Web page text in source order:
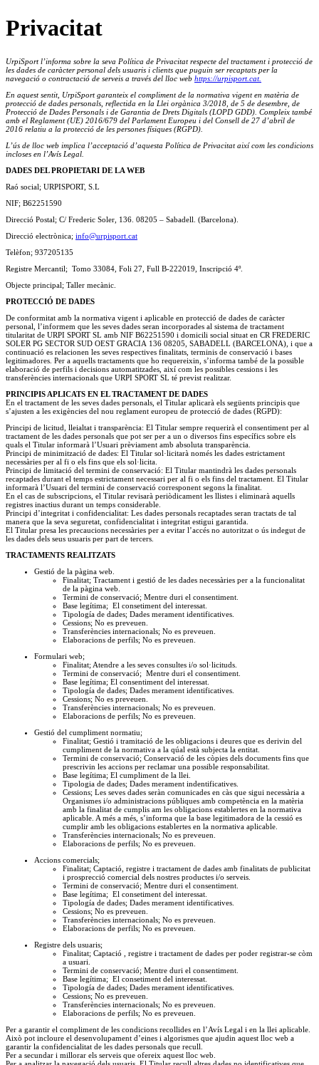
Privacitat
UrpiSport l’informa sobre la seva Política de Privacitat respecte del tractament i protecció de
les dades de caràcter personal dels usuaris i clients que puguin ser recaptats per la
navegació o contractació de serveis a través del lloc web https://urpisport.cat.
En aquest sentit, UrpiSport garanteix el compliment de la normativa vigent en matèria de
protecció de dades personals, reflectida en la Llei orgànica 3/2018, de 5 de desembre, de
Protecció de Dades Personals i de Garantia de Drets Digitals (LOPD GDD). Compleix també
amb el Reglament (UE) 2016/679 del Parlament Europeu i del Consell de 27 d’abril de
2016 relatiu a la protecció de les persones físiques (RGPD).
L’ús de lloc web implica l’acceptació d’aquesta Política de Privacitat així com les condicions
incloses en l’Avís Legal.
DADES DEL PROPIETARI DE LA WEB
Raó social; URPISPORT, S.L
NIF; B62251590
Direcció Postal; C/ Frederic Soler, 136. 08205 – Sabadell. (Barcelona).
Direcció electrònica; info@urpisport.cat
Telèfon; 937205135
Registre Mercantil; Tomo 33084, Foli 27, Full B-222019, Inscripció 4º.
Objecte principal; Taller mecànic.
PROTECCIÓ DE DADES
De conformitat amb la normativa vigent i aplicable en protecció de dades de caràcter
personal, l’informem que les seves dades seran incorporades al sistema de tractament
titularitat de URPI SPORT SL amb NIF B62251590 i domicili social situat en CR FREDERIC
SOLER PG SECTOR SUD OEST GRACIA 136 08205, SABADELL (BARCELONA), i que a
continuació es relacionen les seves respectives finalitats, terminis de conservació i bases
legitimadores. Per a aquells tractaments que ho requereixin, s’informa també de la possible
elaboració de perfils i decisions automatitzades, així com les possibles cessions i les
transferències internacionals que URPI SPORT SL té previst realitzar.
PRINCIPIS APLICATS EN EL TRACTAMENT DE DADES
En el tractament de les seves dades personals, el Titular aplicarà els següents principis que
s’ajusten a les exigències del nou reglament europeu de protecció de dades (RGPD):
Principi de licitud, lleialtat i transparència: El Titular sempre requerirà el consentiment per al
tractament de les dades personals que pot ser per a un o diversos fins específics sobre els
quals el Titular informarà l’Usuari prèviament amb absoluta transparència.
Principi de minimització de dades: El Titular sol·licitarà només les dades estrictament
necessàries per al fi o els fins que els sol·licita.
Principi de limitació del termini de conservació: El Titular mantindrà les dades personals
recaptades durant el temps estrictament necessari per al fi o els fins del tractament. El Titular
informarà l’Usuari del termini de conservació corresponent segons la finalitat.
En el cas de subscripcions, el Titular revisarà periòdicament les llistes i eliminarà aquells
registres inactius durant un temps considerable.
Principi d’integritat i confidencialitat: Les dades personals recaptades seran tractats de tal
manera que la seva seguretat, confidencialitat i integritat estigui garantida.
El Titular presa les precaucions necessàries per a evitar l’accés no autoritzat o ús indegut de
les dades dels seus usuaris per part de tercers.
TRACTAMENTS REALITZATS
Gestió de la pàgina web.
Finalitat; Tractament i gestió de les dades necessàries per a la funcionalitat
de la pàgina web.
Termini de conservació; Mentre duri el consentiment.
Base legítima; El consetiment del interessat.
Tipología de dades; Dades merament identificatives.
Cessions; No es preveuen.
Transferències internacionals; No es preveuen.
Elaboracions de perfils; No es preveuen.
Formulari web;
Finalitat; Atendre a les seves consultes i/o sol·licituds.
Termini de conservació; Mentre duri el consentiment.
Base legítima; El consentiment del interessat.
Tipología de dades; Dades merament identificatives.
Cessions; No es preveuen.
Transferències internacionals; No es preveuen.
Elaboracions de perfils; No es preveuen.
Gestió del cumpliment normatiu;
Finalitat; Gestió i tramitació de les obligacions i deures que es derivin del
cumpliment de la normativa a la qúal està subjecta la entitat.
Termini de conservació; Conservació de les còpies dels documents fins que
prescrivin les accions per reclamar una possible responsabilitat.
Base legítima; El cumpliment de la llei.
Tipologia de dades; Dades merament indentificatives.
Cessions; Les seves dades seràn comunicades en càs que sigui necessària a
Organismes i/o administracions públiques amb competència en la matèria
amb la finalitat de cumplis am les obligacions establertes en la normativa
aplicable. A més a més, s’informa que la base legitimadora de la cessió es
cumplir amb les obligacions establertes en la normativa aplicable.
Transferències internacionals; No es preveuen.
Elaboracions de perfils; No es preveuen.
Accions comercials;
Finalitat; Captació, registre i tractament de dades amb finalitats de publicitat
i prosprecció comercial dels nostres productes i/o serveis.
Termini de conservació; Mentre duri el consentiment.
Base legítima; El consetiment del interessat.
Tipología de dades; Dades merament identificatives.
Cessions; No es preveuen.
Transferències internacionals; No es preveuen.
Elaboracions de perfils; No es preveuen.
Registre dels usuaris;
Finalitat; Captació , registre i tractament de dades per poder registrar-se còm
a usuari.
Termini de conservació; Mentre duri el consentiment.
Base legítima; El consetiment del interessat.
Tipología de dades; Dades merament identificatives.
Cessions; No es preveuen.
Transferències internacionals; No es preveuen.
Elaboracions de perfils; No es preveuen.
Per a garantir el compliment de les condicions recollides en l’Avís Legal i en la llei aplicable.
Això pot incloure el desenvolupament d’eines i algorismes que ajudin aquest lloc web a
garantir la confidencialitat de les dades personals que recull.
Per a secundar i millorar els serveis que ofereix aquest lloc web.